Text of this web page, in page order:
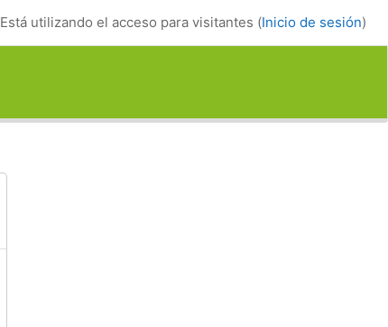
Está utilizando el acceso para visitantes (Inicio de sesión)